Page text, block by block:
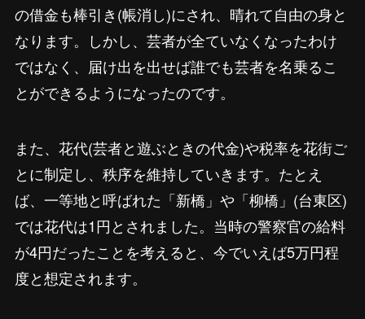
の借金も棒引き(帳消し)にされ、晴れて自由の身と
なります。しかし、芸者が全ていなくなったわけ
ではなく、届け出を出せば誰でも芸者を名乗るこ
とができるようになったのです。
また、花代(芸者と遊ぶときの代金)や税率を花街ご
とに制定し、秩序を維持していきます。たとえ
ば、一等地と呼ばれた「新橋」や「柳橋」(台東区)
では花代は1円とされました。当時の警察官の給料
が4円だったことを考えると、今でいえば5万円程
度と想定されます。